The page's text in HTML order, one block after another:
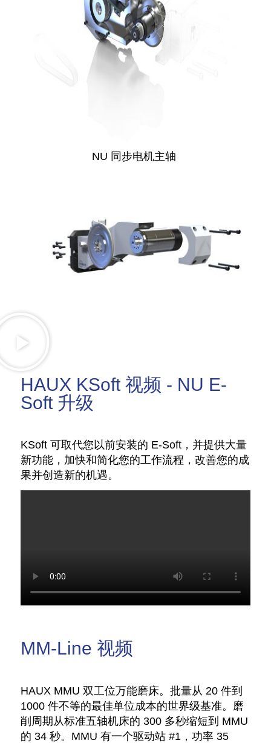
NU 同步电机主轴
HAUX KSoft 视频 - NU E-
Soft 升级
KSoft 可取代您以前安装的 E-Soft，并提供大量
新功能，加快和简化您的工作流程，改善您的成
果并创造新的机遇。
MM-Line 视频
HAUX MMU 双工位万能磨床。批量从 20 件到
1000 件不等的最佳单位成本的世界级基准。磨
削周期从标准五轴机床的 300 多秒缩短到 MMU
的 34 秒。MMU 有一个驱动站 #1，功率 35